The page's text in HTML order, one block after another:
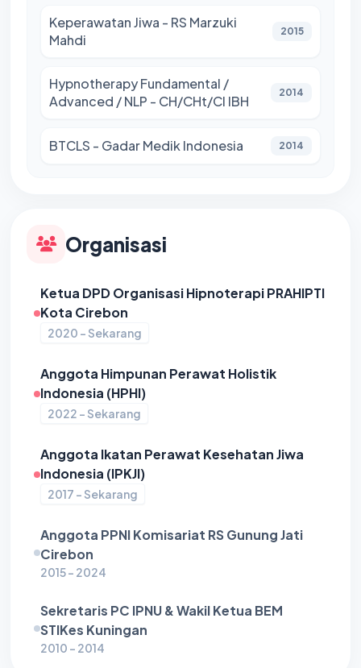
Keperawatan Jiwa - RS Marzuki
Mahdi
2015
Hypnotherapy Fundamental /
Advanced / NLP - CH/CHt/CI IBH
2014
BTCLS - Gadar Medik Indonesia 2014
Organisasi
Ketua DPD Organisasi Hipnoterapi PRAHIPTI
Kota Cirebon
2020 - Sekarang
Anggota Himpunan Perawat Holistik
Indonesia (HPHI)
2022 - Sekarang
Anggota Ikatan Perawat Kesehatan Jiwa
Indonesia (IPKJI)
2017 - Sekarang
Anggota PPNI Komisariat RS Gunung Jati
Cirebon
2015 - 2024
Sekretaris PC IPNU & Wakil Ketua BEM
STIKes Kuningan
2010 - 2014